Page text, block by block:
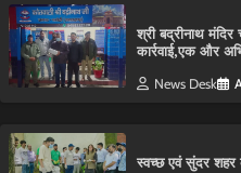
श्री बद्रीनाथ
कार्रवाई,एक और
News Desk
स्वच्छ एवं सुंदर शहर